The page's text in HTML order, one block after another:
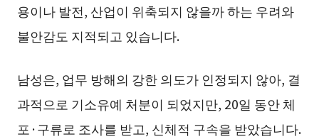
용이나 발전, 산업이 위축되지 않을까 하는 우려와
불안감도 지적되고 있습니다.
남성은, 업무 방해의 강한 의도가 인정되지 않아, 결
과적으로 기소유예 처분이 되었지만, 20일 동안 체
포·구류로 조사를 받고, 신체적 구속을 받았습니다.